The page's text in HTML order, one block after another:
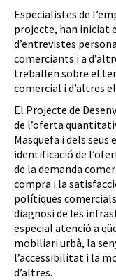
Especialistes de
projecte, han iniciat
d’entrevistes
comerciants i a
treballen sobre el
comercial i d’altres
El Projecte de
de l’oferta
Masquefa i dels
identificació de
de la demanda
compra i la
polítiques
diagnosi de les
especial atenció a
mobiliari urbà, la
l’accessibilitat i la
d’altres.